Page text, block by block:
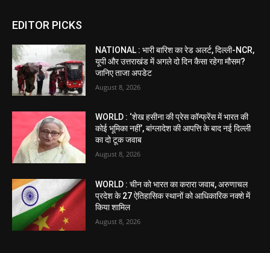
EDITOR PICKS
NATIONAL : भारी बारिश का रेड अलर्ट, दिल्ली-NCR,
यूपी और उत्तराखंड में अगले दो दिन कैसा रहेगा मौसम?
जानिए ताजा अपडेट
August 8, 2026
WORLD : ‘शेख हसीना की प्रेस कॉन्फ्रेंस में भारत की
कोई भूमिका नहीं’, बांग्लादेश की आपत्ति के बाद नई दिल्ली
का दो टूक जवाब
August 8, 2026
WORLD : चीन को भारत का करारा जवाब, अरुणाचल
प्रदेश के 27 ऐतिहासिक स्थानों को आधिकारिक नक्शे में
किया शामिल
August 8, 2026